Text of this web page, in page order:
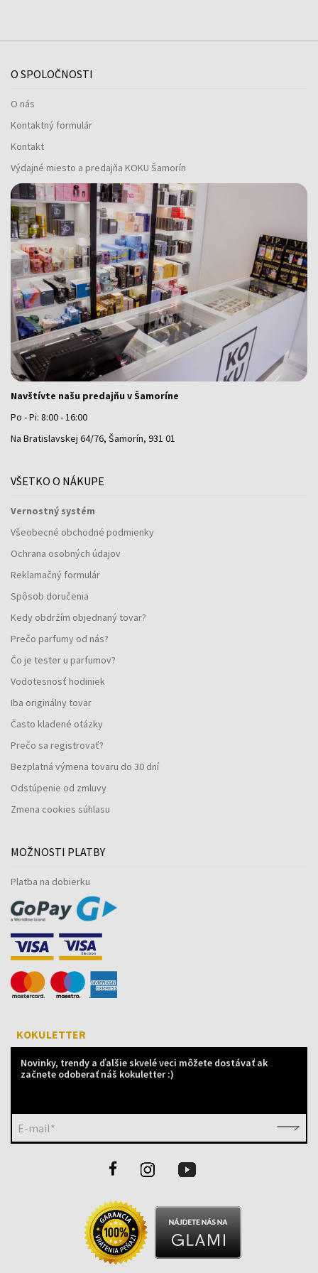
O SPOLOČNOSTI
O nás
Kontaktný formulár
Kontakt
Výdajné miesto a predajňa KOKU Šamorín
Navštívte našu predajňu v Šamoríne
Po - Pi: 8:00 - 16:00
Na Bratislavskej 64/76, Šamorín, 931 01
VŠETKO O NÁKUPE
Vernostný systém
Všeobecné obchodné podmienky
Ochrana osobných údajov
Reklamačný formulár
Spôsob doručenia
Kedy obdržím objednaný tovar?
Prečo parfumy od nás?
Čo je tester u parfumov?
Vodotesnosť hodiniek
Iba originálny tovar
Často kladené otázky
Prečo sa registrovať?
Bezplatná výmena tovaru do 30 dní
Odstúpenie od zmluvy
Zmena cookies súhlasu
MOŽNOSTI PLATBY
Platba na dobierku
KOKULETTER
Novinky, trendy a ďalšie skvelé veci môžete dostávať ak
začnete odoberať náš kokuletter :)
E-mail*